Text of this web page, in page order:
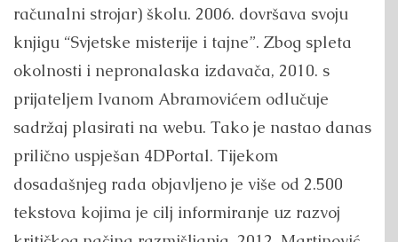
računalni strojar) školu. 2006. dovršava svoju
knjigu “Svjetske misterije i tajne”. Zbog spleta
okolnosti i nepronalaska izdavača, 2010. s
prijateljem Ivanom Abramovićem odlučuje
sadržaj plasirati na webu. Tako je nastao danas
prilično uspješan 4DPortal. Tijekom
dosadašnjeg rada objavljeno je više od 2.500
tekstova kojima je cilj informiranje uz razvoj